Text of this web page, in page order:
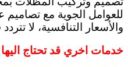
للعوامل الجوية مع
والأسعار التنافسية، لا
خدمات اخري قد تحتاج